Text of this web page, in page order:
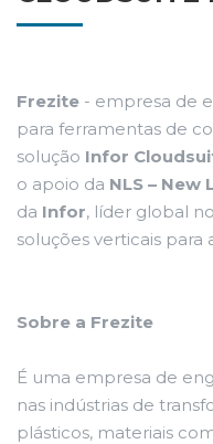
Frezite - empresa de
para ferramentas de
solução Infor
o apoio da NLS – New
da Infor, líder global
soluções verticais para
Sobre a Frezite
É uma empresa de
nas indústrias de
plásticos, materiais